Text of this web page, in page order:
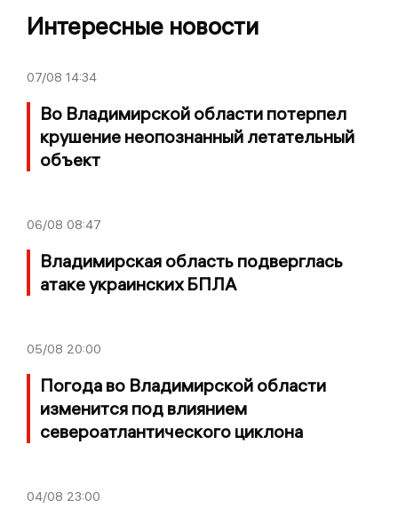
Интересные новости
07/08 14:34
Во Владимирской области потерпел
крушение неопознанный летательный
объект
06/08 08:47
Владимирская область подверглась
атаке украинских БПЛА
05/08 20:00
Погода во Владимирской области
изменится под влиянием
североатлантического циклона
04/08 23:00